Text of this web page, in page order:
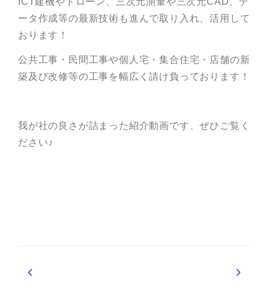
ータ作成等の最新技術も進んで取り入れ、活用して
おります！
公共工事・民間工事や個人宅・集合住宅・店舗の新
築及び改修等の工事を幅広く請け負っております！
我が社の良さが詰まった紹介動画です、ぜひご覧く
ださい♪